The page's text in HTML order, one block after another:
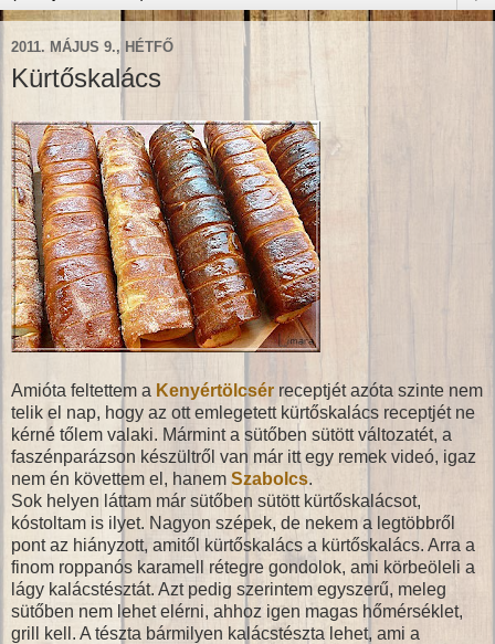
2011. MÁJUS 9., HÉTFŐ
Kürtőskalács
Amióta feltettem a Kenyértölcsér receptjét azóta szinte nem
telik el nap, hogy az ott emlegetett kürtőskalács receptjét ne
kérné tőlem valaki. Mármint a sütőben sütött változatét, a
faszénparázson készültről van már itt egy remek videó, igaz
nem én követtem el, hanem Szabolcs.
Sok helyen láttam már sütőben sütött kürtőskalácsot,
kóstoltam is ilyet. Nagyon szépek, de nekem a legtöbbről
pont az hiányzott, amitől kürtőskalács a kürtőskalács. Arra a
finom roppanós karamell rétegre gondolok, ami körbeöleli a
lágy kalácstésztát. Azt pedig szerintem egyszerű, meleg
sütőben nem lehet elérni, ahhoz igen magas hőmérséklet,
grill kell. A tészta bármilyen kalácstészta lehet, ami a